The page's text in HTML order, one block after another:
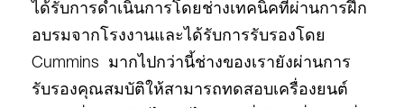
ได้รับการดำเนินการโดยช่างเทคนิคที่ผ่านการฝึก
อบรมจากโรงงานและได้รับการรับรองโดย
Cummins มากไปกว่านี้ช่างของเรายังผ่านการ
รับรองคุณสมบัติให้สามารถทดสอบเครื่องยนต์